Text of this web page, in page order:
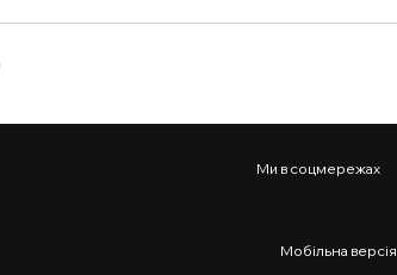
Ми в соцмережах
Мобільна версія